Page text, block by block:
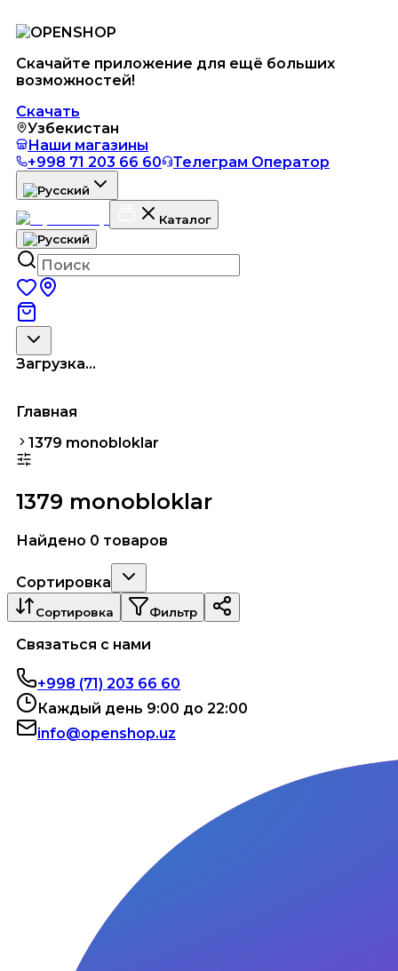
Скачайте приложение для ещё больших
возможностей!
Скачать
Узбекистан
Наши магазины
+998 71 203 66 60
Телеграм Оператор
Каталог
Загрузка...
Главная
1379 monobloklar
1379 monobloklar
Найдено 0 товаров
Сортировка
Сортировка Фильтр
Связаться с нами
+998 (71) 203 66 60
Каждый день 9:00 до 22:00
info@openshop.uz